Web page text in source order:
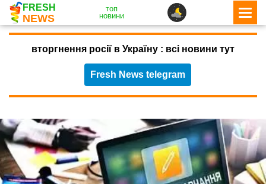
FRESH
NEWS
топ
новини
вторгнення росії в Україну : всі новини тут
Fresh News telegram